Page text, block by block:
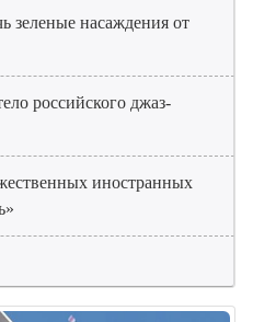
зеленые насаждения от
российского джаз-
иностранных